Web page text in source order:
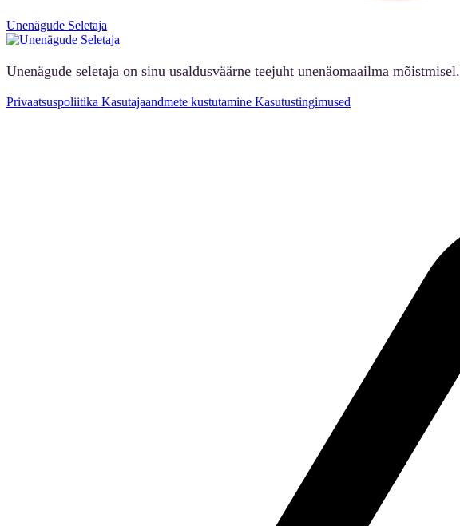
Unenägude Seletaja
Unenägude seletaja on sinu usaldusväärne teejuht unenäomaailma mõistmisel.
Privaatsuspoliitika Kasutajaandmete kustutamine Kasutustingimused